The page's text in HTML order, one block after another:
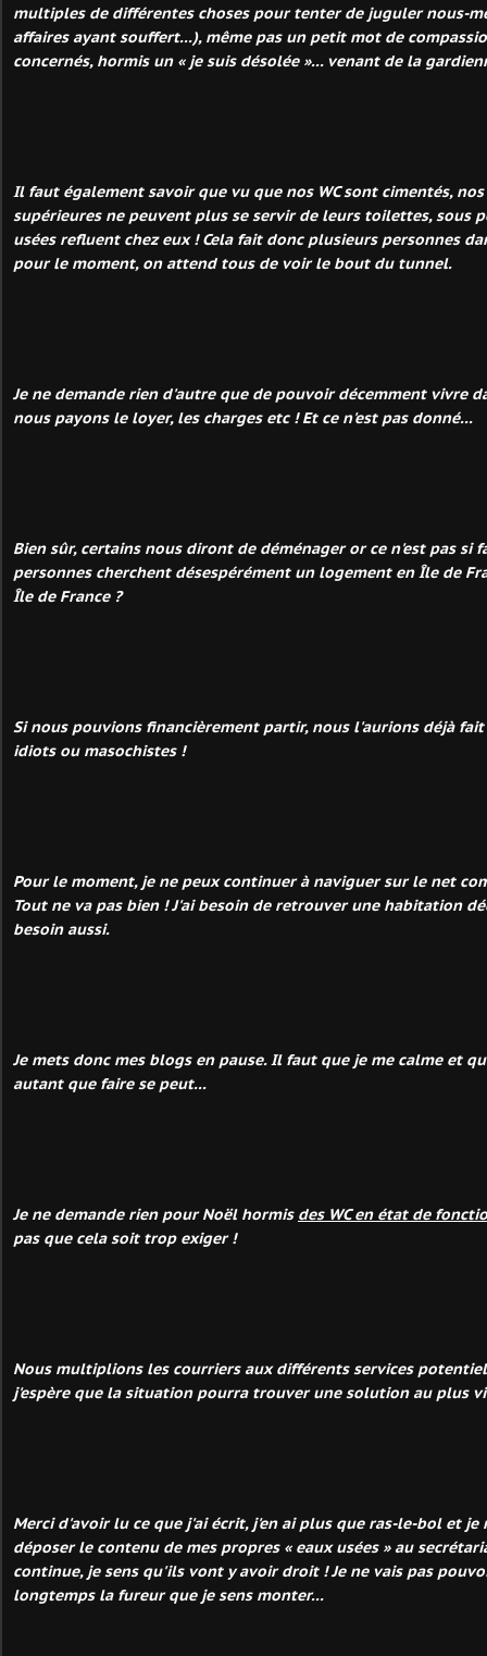
multiples de différentes choses pour tenter de juguler nous-
affaires ayant souffert...), même pas un petit mot de
concernés, hormis un « je suis désolée »... venant de la
Il faut également savoir que vu que nos WC sont cimentés,
supérieures ne peuvent plus se servir de leurs toilettes, sous
usées refluent chez eux ! Cela fait donc plusieurs personnes
pour le moment, on attend tous de voir le bout du tunnel.
Je ne demande rien d'autre que de pouvoir décemment vivre
nous payons le loyer, les charges etc ! Et ce n'est pas donné...
Bien sûr, certains nous diront de déménager or ce n'est pas si
personnes cherchent désespérément un logement en Île de
Île de France ?
Si nous pouvions financièrement partir, nous l'aurions déjà fait
idiots ou masochistes !
Pour le moment, je ne peux continuer à naviguer sur le net
Tout ne va pas bien ! J'ai besoin de retrouver une habitation
besoin aussi.
Je mets donc mes blogs en pause. Il faut que je me calme et
autant que faire se peut...
Je ne demande rien pour Noël hormis des WC en état de
pas que cela soit trop exiger !
Nous multiplions les courriers aux différents services
j'espère que la situation pourra trouver une solution au plus
Merci d'avoir lu ce que j'ai écrit, j'en ai plus que ras-le-bol et je
déposer le contenu de mes propres « eaux usées » au
continue, je sens qu'ils vont y avoir droit ! Je ne vais pas
longtemps la fureur que je sens monter...